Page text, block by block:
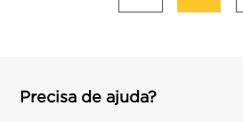
Precisa de ajuda?